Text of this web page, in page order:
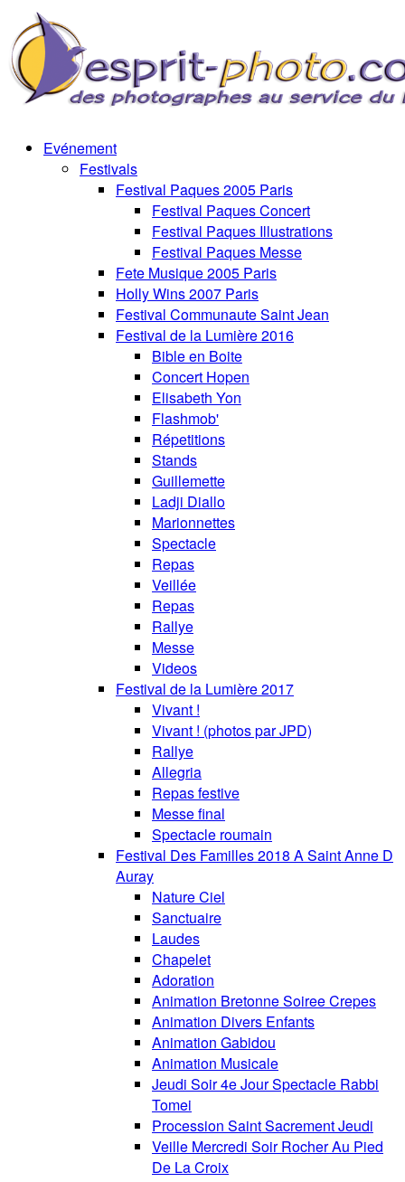
Evénement
Festivals
Festival Paques 2005 Paris
Festival Paques Concert
Festival Paques Illustrations
Festival Paques Messe
Fete Musique 2005 Paris
Holly Wins 2007 Paris
Festival Communaute Saint Jean
Festival de la Lumière 2016
Bible en Boite
Concert Hopen
Elisabeth Yon
Flashmob'
Répetitions
Stands
Guillemette
Ladji Diallo
Marionnettes
Spectacle
Repas
Veillée
Repas
Rallye
Messe
Videos
Festival de la Lumière 2017
Vivant !
Vivant ! (photos par JPD)
Rallye
Allegria
Repas festive
Messe final
Spectacle roumain
Festival Des Familles 2018 A Saint Anne D
Auray
Nature Ciel
Sanctuaire
Laudes
Chapelet
Adoration
Animation Bretonne Soiree Crepes
Animation Divers Enfants
Animation Gabidou
Animation Musicale
Jeudi Soir 4e Jour Spectacle Rabbi
Tomei
Procession Saint Sacrement Jeudi
Veille Mercredi Soir Rocher Au Pied
De La Croix